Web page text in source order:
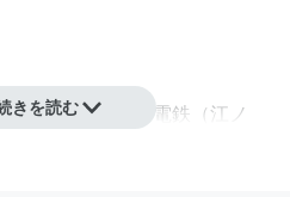
目にある江ノ島電鉄（江ノ
きを読む